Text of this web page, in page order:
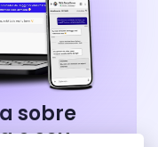
sobre
o seu